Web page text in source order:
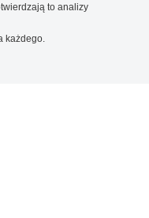
to analizy
każdego.